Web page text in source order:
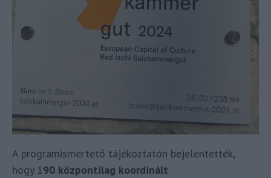
A programismertető tájékoztatón bejelentették,
hogy 190 központilag koordinált